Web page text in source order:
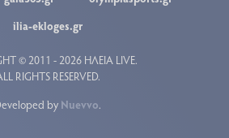
ilia-ekloges.gr
© 2011 - 2026 ΗΛΕΙΑ LIVE.
RIGHTS RESERVED.
by Nuevvo.